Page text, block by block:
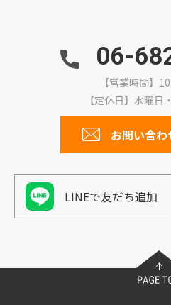
06-
【営業時間】
【定休日】水曜日
お問い合
LINEで友だち追加